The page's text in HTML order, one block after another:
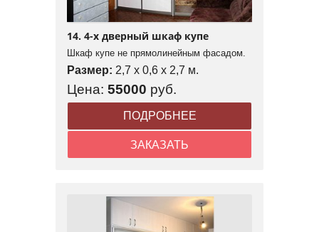
14. 4-х дверный шкаф купе
Шкаф купе не прямолинейным фасадом.
Размер: 2,7 x 0,6 x 2,7 м.
Цена: 55000 руб.
ПОДРОБНЕЕ
ЗАКАЗАТЬ